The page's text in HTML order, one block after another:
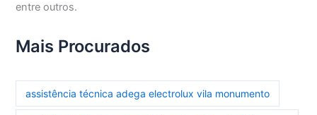
entre outros.
Mais Procurados
assistência técnica adega electrolux vila monumento